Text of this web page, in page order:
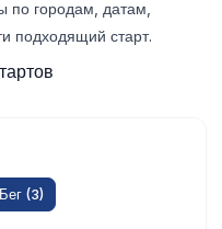
по городам, датам,
подходящий старт.
(3)